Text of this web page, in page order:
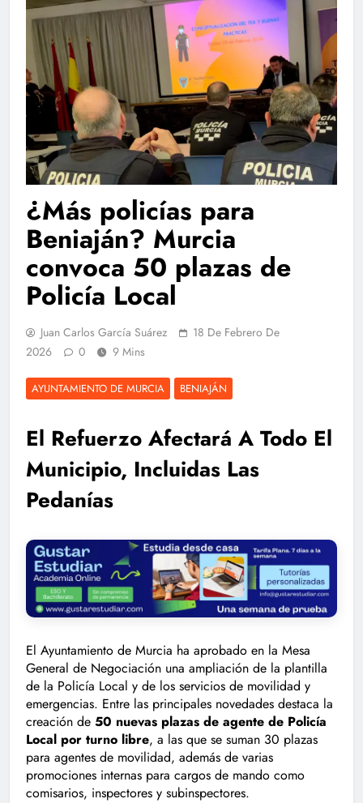
¿Más policías para
Beniaján? Murcia
convoca 50 plazas de
Policía Local
Juan Carlos García Suárez
18 De Febrero De
2026
0 9 Mins
AYUNTAMIENTO DE MURCIA BENIAJÁN
El Refuerzo Afectará A Todo El
Municipio, Incluidas Las
Pedanías
El Ayuntamiento de Murcia ha aprobado en la Mesa
General de Negociación una ampliación de la plantilla
de la Policía Local y de los servicios de movilidad y
emergencias. Entre las principales novedades destaca la
creación de 50 nuevas plazas de agente de Policía
Local por turno libre, a las que se suman 30 plazas
para agentes de movilidad, además de varias
promociones internas para cargos de mando como
comisarios, inspectores y subinspectores.